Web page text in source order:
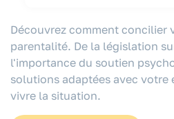
Découvrez comment concilier
parentalité. De la législation
l'importance du soutien
solutions adaptées avec votre
vivre la situation.